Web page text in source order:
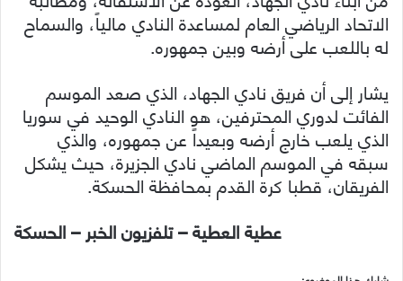
الاتحاد الرياضي العام لمساعدة النادي مالياً، والسماح
له باللعب على أرضه وبين جمهوره.
يشار إلى أن فريق نادي الجهاد، الذي صعد الموسم
الفائت لدوري المحترفين، هو النادي الوحيد في سوريا
الذي يلعب خارج أرضه وبعيداً عن جمهوره، والذي
سبقه في الموسم الماضي نادي الجزيرة، حيث يشكل
الفريقان، قطبا كرة القدم بمحافظة الحسكة.
عطية العطية – تلفزيون الخبر – الحسكة